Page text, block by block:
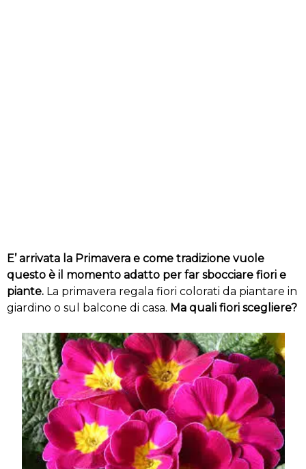
E’ arrivata la Primavera e come tradizione vuole
questo è il momento adatto per far sbocciare fiori e
piante. La primavera regala fiori colorati da piantare in
giardino o sul balcone di casa. Ma quali fiori scegliere?